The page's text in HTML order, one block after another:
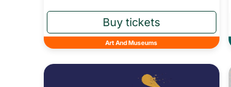
Art And Museums